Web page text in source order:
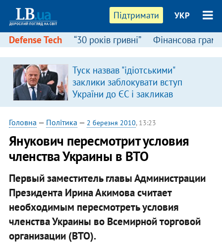
Підтримати УКР
Defense Tech “30 років гривні” Фінансова
Туск назвав "ідіотськими"
заклики заблокувати вступ
України до ЄС і закликав
припинити антиукраїнську
риторику
Головна — Політика — 2 березня 2010, 13:23
Янукович пересмотрит условия
членства Украины в ВТО
Первый заместитель главы Администрации
Президента Ирина Акимова считает
необходимым пересмотреть условия
членства Украины во Всемирной торговой
организации (ВТО).